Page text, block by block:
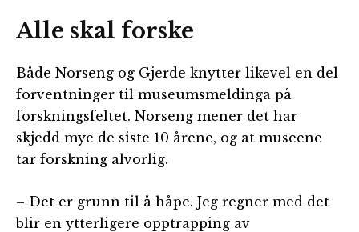
Alle skal forske
Både Norseng og Gjerde knytter likevel en del
forventninger til museumsmeldinga på
forskningsfeltet. Norseng mener det har
skjedd mye de siste 10 årene, og at museene
tar forskning alvorlig.
– Det er grunn til å håpe. Jeg regner med det
blir en ytterligere opptrapping av